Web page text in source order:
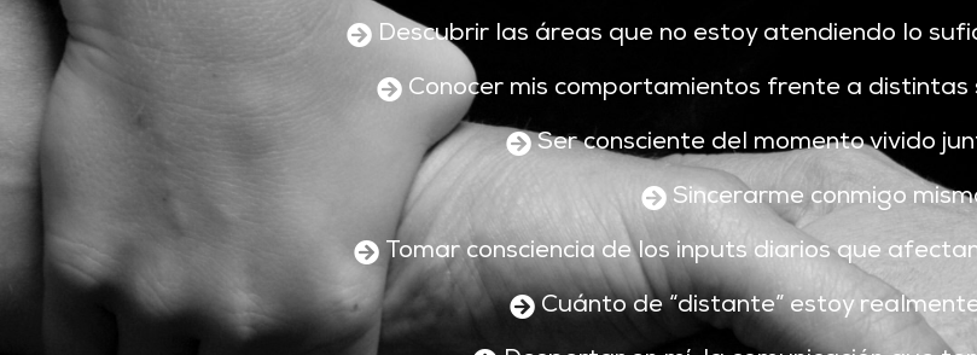
Descubrir las áreas que no estoy atendiendo lo
Conocer mis comportamientos frente a distintas
Ser consciente del momento vivido
Sincerarme conmigo
Tomar consciencia de los inputs diarios que
Cuánto de “distante” estoy